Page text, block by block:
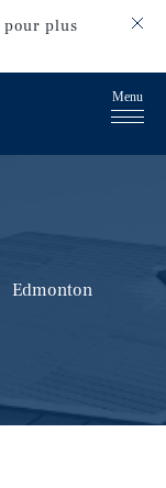
pour plus
Edmonton